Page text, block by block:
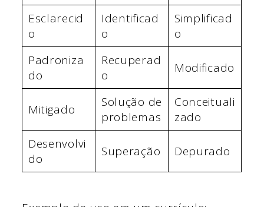
Esclarecid
o
Identificad
o
Simplificad
o
Padroniza
do
Recuperad
o
Modificado
Mitigado
Solução de
problemas
Conceituali
zado
Desenvolvi
do
Superação Depurado